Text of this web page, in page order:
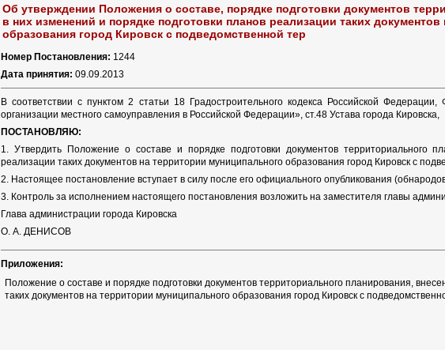
Об утверждении Положения о составе, порядке подготовки документов
в них изменений и порядке подготовки планов реализации таких
образования город Кировск с подведомственной тер
Номер Постановления: 1244
Дата принятия: 09.09.2013
В соответствии с пунктом 2 статьи 18 Градостроительного кодекса Российской
организации местного самоуправления в Российской Федерации», ст.48 Устава города Кировска,
ПОСТАНОВЛЯЮ:
1. Утвердить Положение о составе и порядке подготовки документов территориального
реализации таких документов на территории муниципального образования город Кировск с
2. Настоящее постановление вступает в силу после его официального опубликования
3. Контроль за исполнением настоящего постановления возложить на заместителя главы
Глава администрации города Кировска
О. А. ДЕНИСОВ
Приложения:
Положение о составе и порядке подготовки документов территориального планирования,
таких документов на территории муниципального образования город Кировск с